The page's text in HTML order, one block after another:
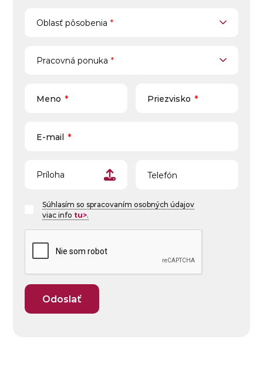
Oblasť pôsobenia *
Pracovná ponuka *
Meno * Priezvisko *
E-mail *
Príloha
Súhlasím so spracovaním osobných údajov
viac info tu>.